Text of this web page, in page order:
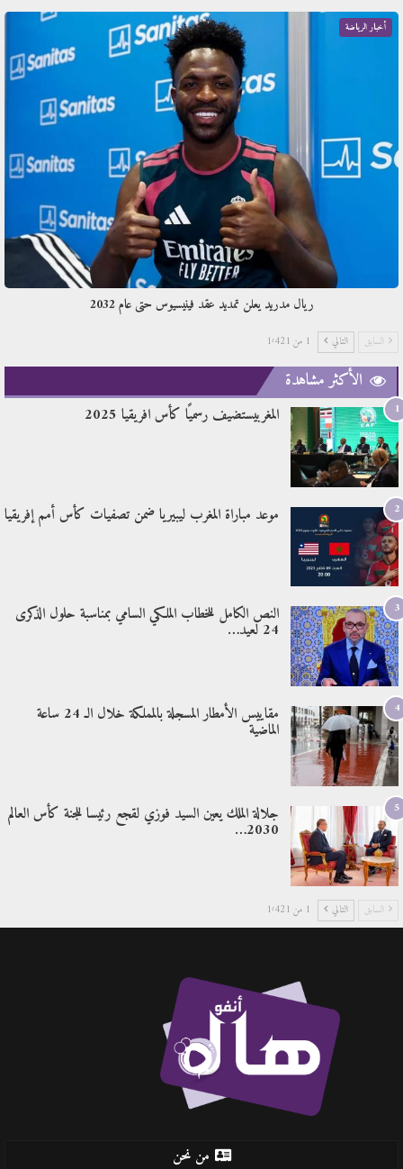
أخبار الرياضة
ريال مدريد يعلن تمديد عقد فينيسيوس حتى عام 2032
السابق التالي 1 من 1٬421
الأكثر مشاهدة
1 المغربيستضيف رسميًا كأس افريقيا 2025
2 موعد مباراة المغرب ليبيريا ضمن تصفيات كأس أمم إفريقيا
3 النص الكامل للخطاب الملكي السامي بمناسبة حلول الذكرى
24 لعيد…
4 مقاييس الأمطار المسجلة بالمملكة خلال الـ 24 ساعة
الماضية
5 جلالة الملك يعين السيد فوزي لقجع رئيسا للجنة كأس العالم
2030…
السابق التالي 1 من 1٬421
من نحن